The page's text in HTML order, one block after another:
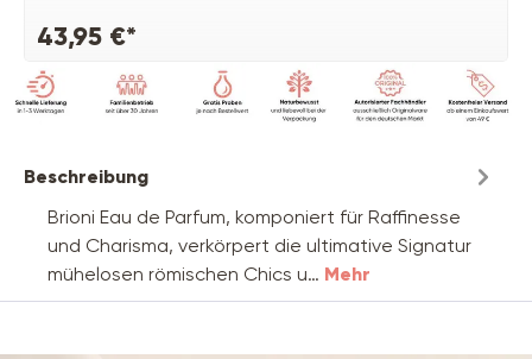
43,95 €*
Beschreibung
Brioni Eau de Parfum, komponiert für Raffinesse
und Charisma, verkörpert die ultimative Signatur
mühelosen römischen Chics u… Mehr